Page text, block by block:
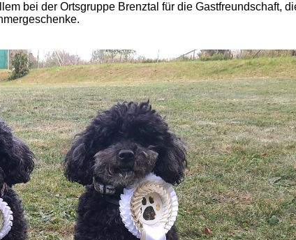
bei der Ortsgruppe Brenztal für die Gastfreundschaft,